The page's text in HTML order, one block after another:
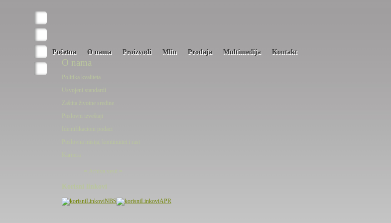
O nama
Politika kvaliteta
Usvojeni standardi
Zaštita životne sredine
Poslovni izveštaji
Karijera
-= Arhiva vesti =-
Korisni linkovi
Početna O nama Proizvodi Mlin Prodaja Multimedija Kontakt